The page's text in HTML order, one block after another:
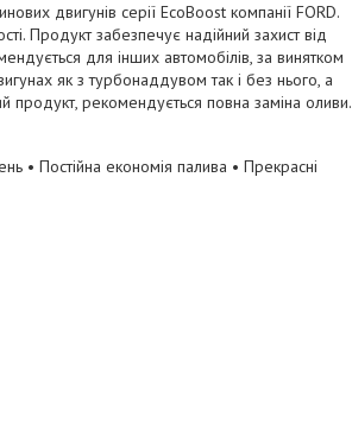
двигунів серії EcoBoost компанії FORD.
Продукт забезпечує надійний захист від
для інших автомобілів, за винятком
як з турбонаддувом так і без нього, а
рекомендується повна заміна оливи.
• Постійна економія палива • Прекрасні